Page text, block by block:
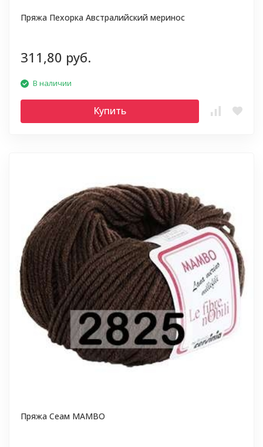
Пряжа Пехорка Австралийский меринос
311,80 руб.
В наличии
Купить
Пряжа Сеам MAMBO